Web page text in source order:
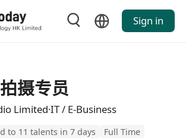
Sign in
摄专员
Limited·IT / E-Business
to 11 talents in 7 days Full Time